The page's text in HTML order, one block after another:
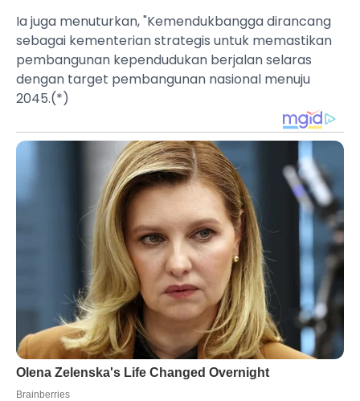
Ia juga menuturkan, "Kemendukbangga dirancang
sebagai kementerian strategis untuk memastikan
pembangunan kependudukan berjalan selaras
dengan target pembangunan nasional menuju
2045.(*)